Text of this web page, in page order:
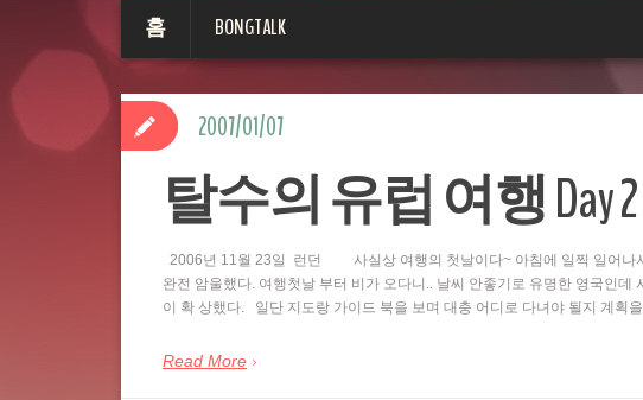
홈 BONGTALK
탈수의 유럽 여행 Day
2006년 11월 23일 런던 사실상 여행의 첫날이다~ 아침에 일찍 일어나
완전 암울했다. 여행첫날 부터 비가 오다니.. 날씨 안좋기로 유명한 영국인
이 확 상했다. 일단 지도랑 가이드 북을 보며 대충 어디로 다녀야 될지 계획
Read More
2007/01/07